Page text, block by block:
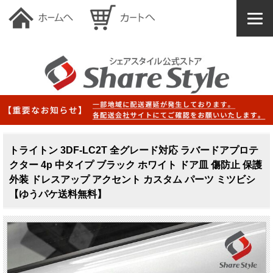
トライトン 3DF-LC2T 全グレード対応 ラバードアプロテ
クター 4p 中タイプ ブラック ホワイト ドア皿 傷防止 保護
外装 ドレスアップ アクセント カスタム パーツ ミツビシ
【ゆうパケ送料無料】